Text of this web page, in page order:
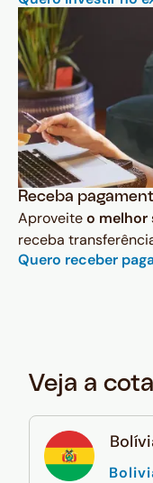
Receba
Aproveiteo melhor
receba
Quero receber
Veja a